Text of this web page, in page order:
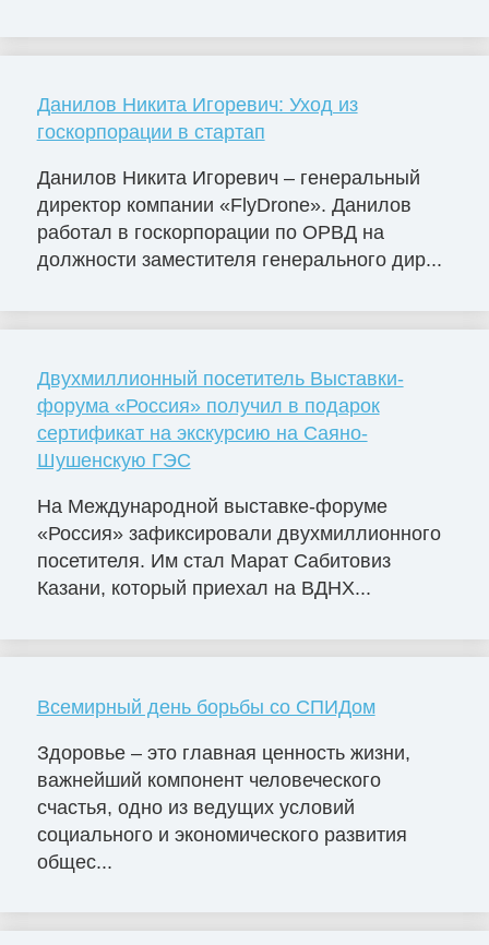
Данилов Никита Игоревич: Уход из
госкорпорации в стартап
Данилов Никита Игоревич – генеральный
директор компании «FlyDrone». Данилов
работал в госкорпорации по ОРВД на
должности заместителя генерального дир...
Двухмиллионный посетитель Выставки-
форума «Россия» получил в подарок
сертификат на экскурсию на Саяно-
Шушенскую ГЭС
На Международной выставке-форуме
«Россия» зафиксировали двухмиллионного
посетителя. Им стал Марат Сабитовиз
Казани, который приехал на ВДНХ...
Всемирный день борьбы со СПИДом
Здоровье – это главная ценность жизни,
важнейший компонент человеческого
счастья, одно из ведущих условий
социального и экономического развития
общес...